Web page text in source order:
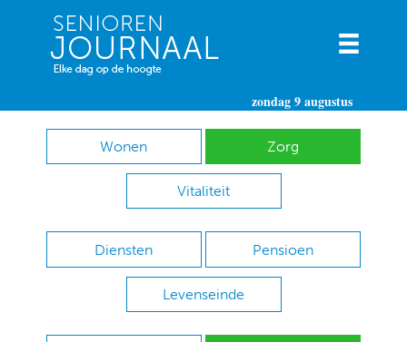
zondag 9 augustus
Wonen Zorg
Vitaliteit
Diensten Pensioen
Levenseinde